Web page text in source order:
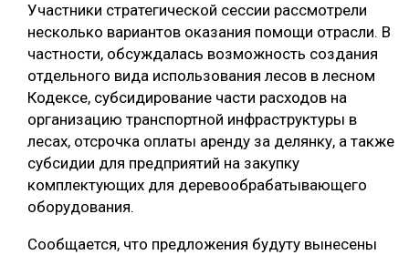
Участники стратегической сессии рассмотрели
несколько вариантов оказания помощи отрасли. В
частности, обсуждалась возможность создания
отдельного вида использования лесов в лесном
Кодексе, субсидирование части расходов на
организацию транспортной инфраструктуры в
лесах, отсрочка оплаты аренду за делянку, а также
субсидии для предприятий на закупку
комплектующих для деревообрабатывающего
оборудования.
Сообщается, что предложения будуту вынесены